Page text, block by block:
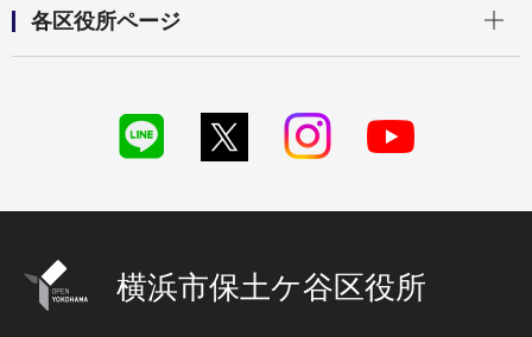
各区役所ページ
横浜市保土ケ谷区役所